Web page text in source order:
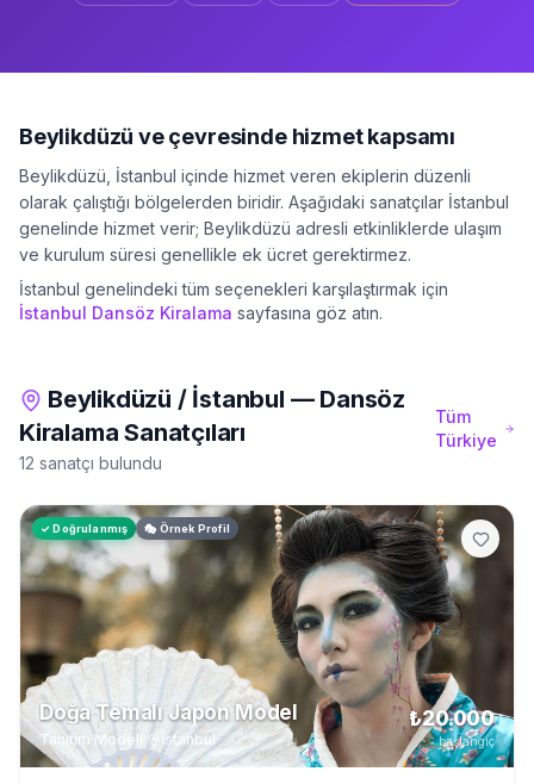
Beylikdüzü ve çevresinde hizmet kapsamı
Beylikdüzü İstanbul içinde hizmet veren ekiplerin düzenli
olarak çalıştığı bölgelerden biridir. Aşağıdaki sanatçılar İstanbul
genelinde hizmet verir; Beylikdüzü adresli etkinliklerde ulaşım
ve kurulum süresi genellikle ek ücret gerektirmez.
İstanbul genelindeki tüm seçenekleri karşılaştırmak için
İstanbul Dansöz Kiralama sayfasına göz atın.
Beylikdüzü / İstanbul — Dansöz
Kiralama Sanatçıları
12 sanatçı bulundu
Tüm
Türkiye
✓ Doğrulanmış 🎭 Örnek Profil
Doğa Temalı Japon Model
Tanıtım Modeli İstanbul
₺20.000
başlangıç